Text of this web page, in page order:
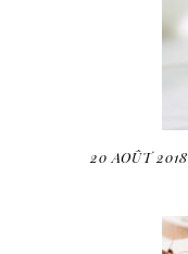
20 AOÛT 2018